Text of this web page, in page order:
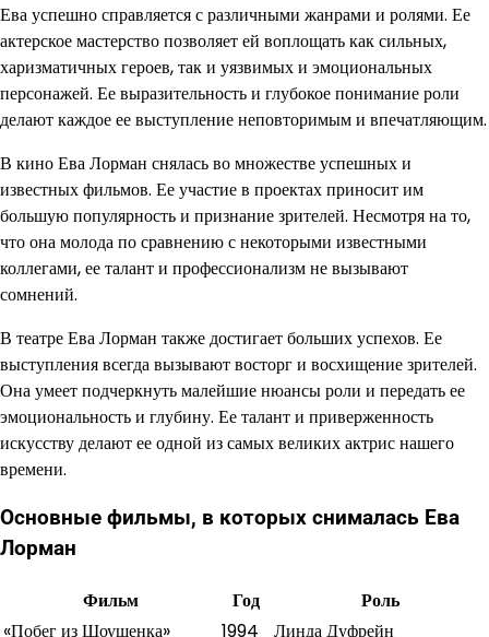
Ева успешно справляется с различными жанрами и ролями. Ее
актерское мастерство позволяет ей воплощать как сильных,
харизматичных героев, так и уязвимых и эмоциональных
персонажей. Ее выразительность и глубокое понимание роли
делают каждое ее выступление неповторимым и впечатляющим.
В кино Ева Лорман снялась во множестве успешных и
известных фильмов. Ее участие в проектах приносит им
большую популярность и признание зрителей. Несмотря на то,
что она молода по сравнению с некоторыми известными
коллегами, ее талант и профессионализм не вызывают
сомнений.
В театре Ева Лорман также достигает больших успехов. Ее
выступления всегда вызывают восторг и восхищение зрителей.
Она умеет подчеркнуть малейшие нюансы роли и передать ее
эмоциональность и глубину. Ее талант и приверженность
искусству делают ее одной из самых великих актрис нашего
времени.
Основные фильмы, в которых снималась Ева
Лорман
Фильм Год
Роль
«Побег из Шоушенка»
1994 Линда Дуфрейн